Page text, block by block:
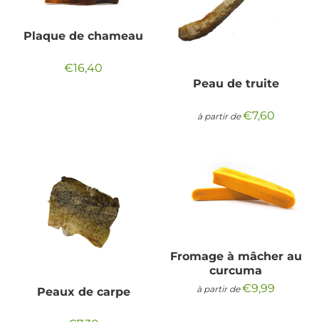
Plaque de chameau
Prix
€16,40
Peau de truite
à partir dePrix
€7,60
Peaux de carpe
Fromage à mâcher au
curcuma
à partir dePrix
€9,99